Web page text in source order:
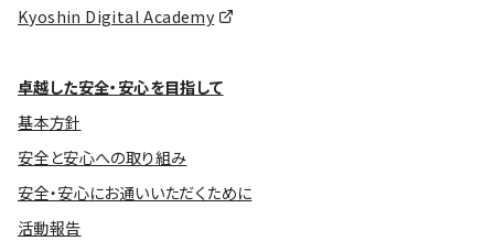
Kyoshin Digital Academy
卓越した安全・安心を目指して
基本方針
安全と安心への取り組み
安全・安心にお通いいただくために
活動報告